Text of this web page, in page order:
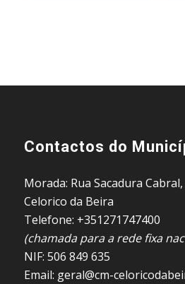
Contactos do
Morada: Rua Sacadura
Celorico da Beira
Telefone: +351271747400
(chamada para a rede fixa
NIF: 506 849 635
Email: geral@cm-